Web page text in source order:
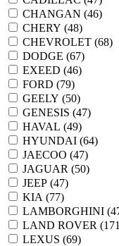
CHANGAN (46)
CHERY (48)
CHEVROLET (68)
DODGE (67)
EXEED (46)
FORD (79)
GEELY (50)
GENESIS (47)
HAVAL (49)
HYUNDAI (64)
JAECOO (47)
JAGUAR (50)
JEEP (47)
KIA (77)
LAMBORGHINI (
LAND ROVER (171
LEXUS (69)